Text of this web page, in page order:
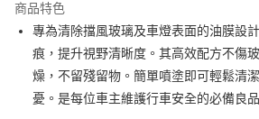
合作金庫商業銀行
華南商業銀行
彰化商
上海商業儲蓄銀行
台北富
國泰世華商業銀行
兆豐國
臺灣中小企業銀行
台中商
6 期 0 利率 每期
華南商業銀行
彰化商
上海商業儲蓄銀行
台北富
國泰世華商業銀行
兆豐國
12 期 0 利率 每期NT$16
合作金庫商業銀行
第一商
上海商業儲蓄銀行
台北富
24 期 0 利率 每期NT$8
合作金庫商業銀行
第一商
超商取貨付款
商品特色
專為清除擋風玻璃及車燈表面的油膜設
痕，提升視野清晰度。其高效配方不傷
燥，不留殘留物。簡單噴塗即可輕鬆清
憂。是每位車主維護行車安全的必備良品